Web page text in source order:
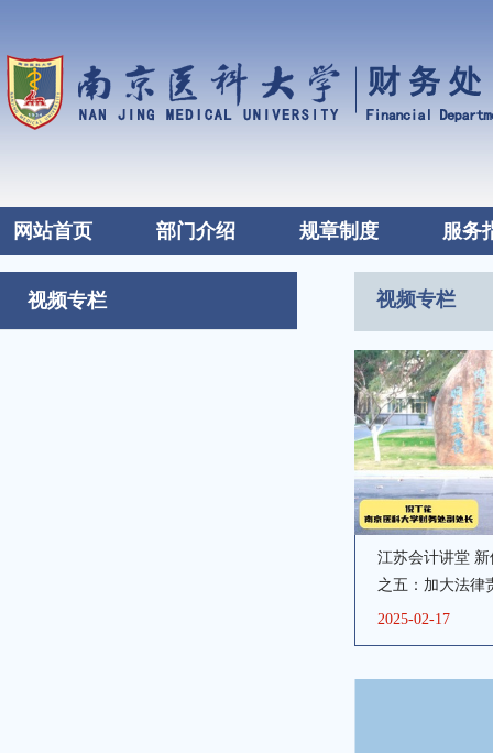
网站首页 部门介绍 规章制度 服务
视频专栏 视频专栏
江苏会计讲堂
之五：加大法律
2025-02-17